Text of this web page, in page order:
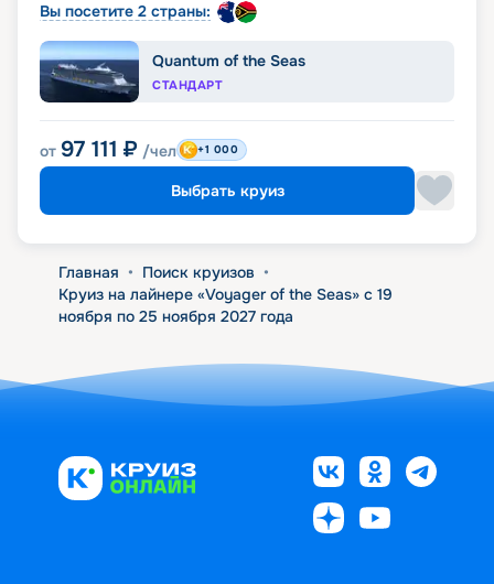
Вы посетите 2 страны:
Quantum of the Seas
СТАНДАРТ
от 97 111 ₽ /чел +1 000
Выбрать круиз
Главная • Поиск круизов •
Круиз на лайнере «Voyager of the Seas» с 19
ноября по 25 ноября 2027 года